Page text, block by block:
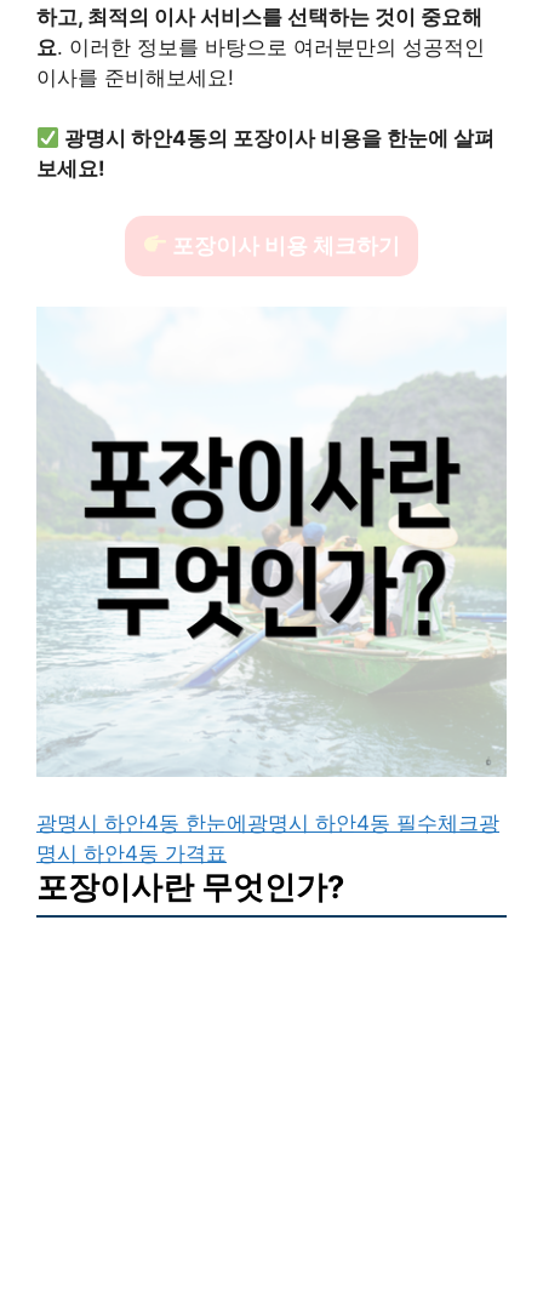
하고, 최적의 이사 서비스를 선택하는 것이 중요해
요. 이러한 정보를 바탕으로 여러분만의 성공적인
이사를 준비해보세요!
광명시 하안4동의 포장이사 비용을 한눈에 살펴
보세요!
포장이사 비용 체크하기
광명시 하안4동 한눈에광명시 하안4동 필수체크광
명시 하안4동 가격표
포장이사란 무엇인가?